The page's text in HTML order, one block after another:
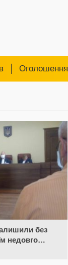
Оголошення
без
недовго…